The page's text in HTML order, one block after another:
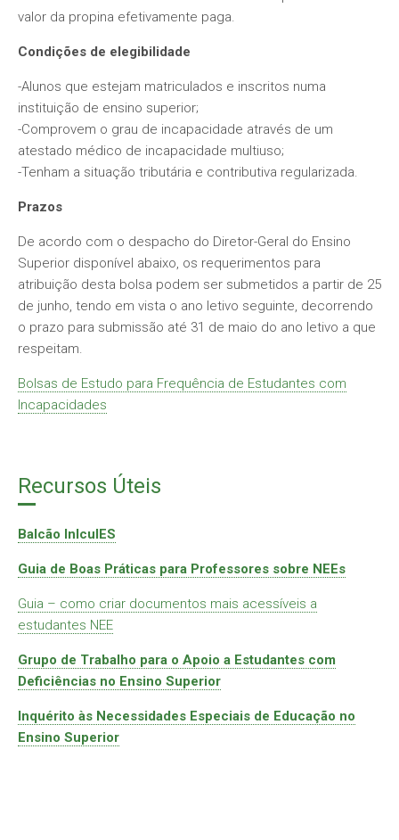
valor da propina efetivamente paga.
Condições de elegibilidade
-Alunos que estejam matriculados e inscritos numa
instituição de ensino superior;
-Comprovem o grau de incapacidade através de um
atestado médico de incapacidade multiuso;
-Tenham a situação tributária e contributiva regularizada.
Prazos
De acordo com o despacho do Diretor-Geral do Ensino
Superior disponível abaixo, os requerimentos para
atribuição desta bolsa podem ser submetidos a partir de 25
de junho, tendo em vista o ano letivo seguinte, decorrendo
o prazo para submissão até 31 de maio do ano letivo a que
respeitam.
Bolsas de Estudo para Frequência de Estudantes com
Incapacidades
Recursos Úteis
Balcão InlcuIES
Guia de Boas Práticas para Professores sobre NEEs
Guia – como criar documentos mais acessíveis a
estudantes NEE
Grupo de Trabalho para o Apoio a Estudantes com
Deficiências no Ensino Superior
Inquérito às Necessidades Especiais de Educação no
Ensino Superior